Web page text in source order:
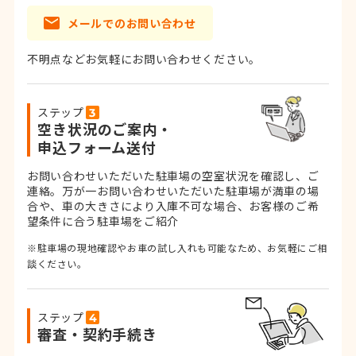
メールでのお問い合わせ
不明点などお気軽にお問い合わせください。
ステップ
空き状況のご案内・
申込フォーム送付
お問い合わせいただいた駐車場の空室状況を確認し、ご
連絡。 万が一お問い合わせいただいた駐車場が満車の場
合や、車の大きさにより入庫不可な場合、お客様のご希
望条件に合う駐車場をご紹介
※駐車場の現地確認やお車の試し入れも可能なため、お気軽にご相
談ください。
ステップ
審査・契約手続き